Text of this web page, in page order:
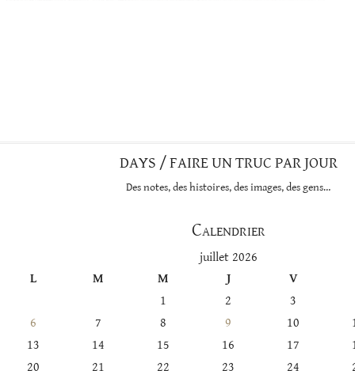
DAYS / FAIRE UN TRUC PAR JOUR
Des notes, des histoires, des images, des gens…
Calendrier
juillet 2026
L
M M J
V
1
2
3
6
7 8 9 10
13
14 15 16 17
20
21 22 23 24